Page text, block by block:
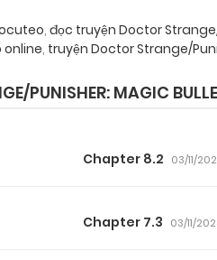
, đọc truyện Doctor
, truyện Doctor Strange/
PUNISHER: MAGIC
Chapter 8.2 03/11/
Chapter 7.3 03/11/